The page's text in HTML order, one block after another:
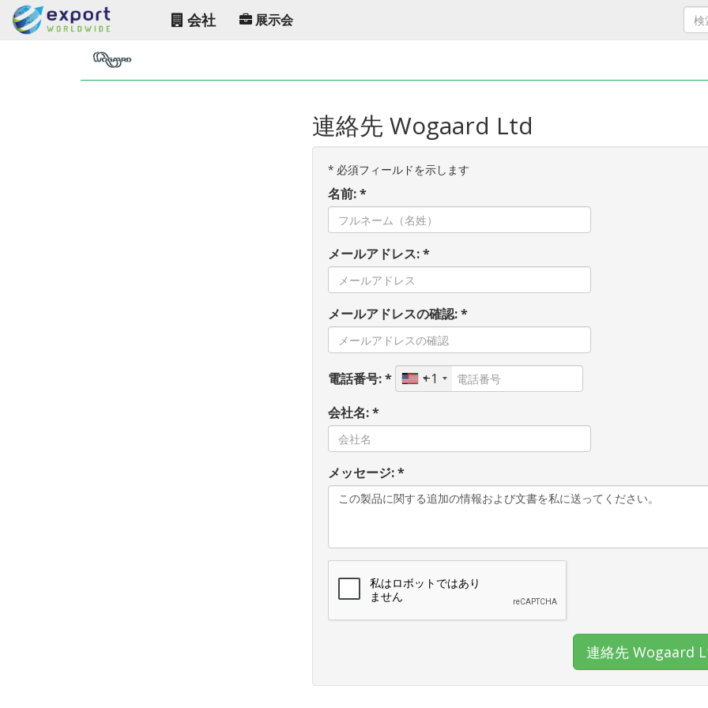
会社 展示会
連絡先 Wogaard Ltd
*必須フィールドを示します
名前: *
メールアドレス: *
メールアドレスの確認: *
電話番号: *
+1
会社名: *
メッセージ: *
連絡先 Wogaard